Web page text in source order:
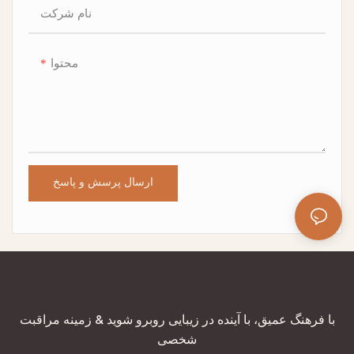
نام شرکت
محتوا
ارسال پرسش و پاسخ
با فرهنگ عمیق، با آینده در زیبایی روبرو شوید & زمینه مراقبت
شخصی